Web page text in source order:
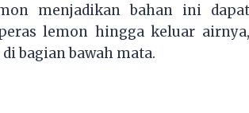
menjadikan bahan ini dapat
lemon hingga keluar airnya,
bagian bawah mata.